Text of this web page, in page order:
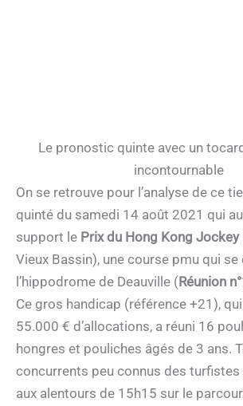
Le pronostic quinte avec un
incontournable
On se retrouve pour l’analyse de ce
quinté du samedi 14 août 2021 qui
support le Prix du Hong Kong Jockey
Vieux Bassin), une course pmu qui
l’hippodrome de Deauville (Réunion
Ce gros handicap (référence +21),
55.000 € d’allocations, a réuni 16
hongres et pouliches âgés de 3 ans.
concurrents peu connus des turfistes
aux alentours de 15h15 sur le